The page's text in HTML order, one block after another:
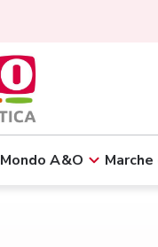
Mondo A&O